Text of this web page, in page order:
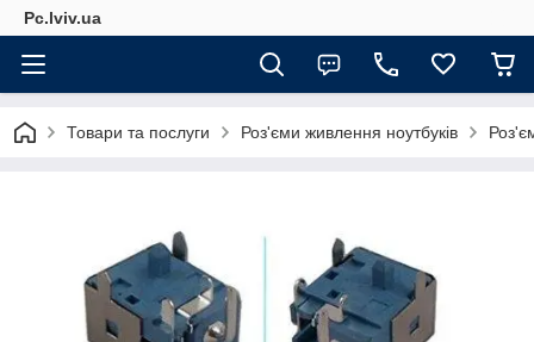
Pc.lviv.ua
Товари та послуги Роз'єми живлення ноутбуків